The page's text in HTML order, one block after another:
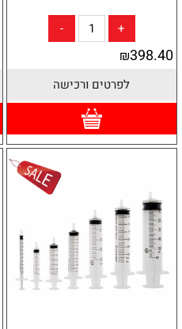
₪398.40
לפרטים ורכישה